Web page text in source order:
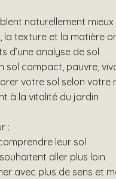
naturellement mieux
la texture et la matière
d’une analyse de sol
sol compact, pauvre,
votre sol selon votre
à la vitalité du jardin
:
leur sol
aller plus loin
avec plus de sens et